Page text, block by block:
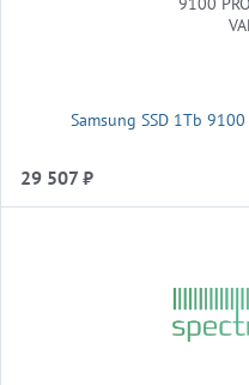
Samsung SSD 1Tb 9100
29 507 ₽